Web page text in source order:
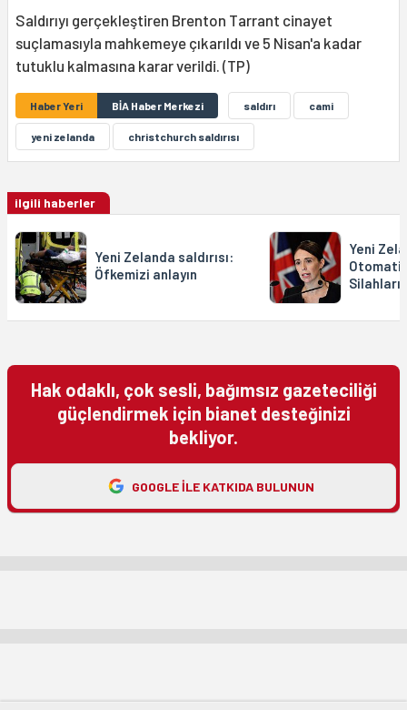
Saldırıyı gerçekleştiren Brenton Tarrant cinayet
suçlamasıyla mahkemeye çıkarıldı ve 5 Nisan'a kadar
tutuklu kalmasına karar verildi. (TP)
Haber Yeri BİA Haber Merkezi saldırı cami
yeni zelanda christchurch saldırısı
ilgili haberler
Yeni Zelanda saldırısı:
Öfkemizi anlayın
Yeni
Otomatik
Silahları
Hak odaklı, çok sesli, bağımsız gazeteciliği
güçlendirmek için bianet desteğinizi
bekliyor.
GOOGLE ILE KATKIDA BULUNUN